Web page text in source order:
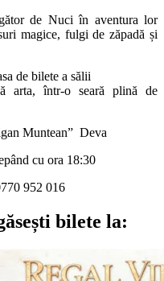
de Nuci în aventura lor
magice, fulgi de zăpadă și
de bilete a sălii
arta, într-o seară plină de
Muntean” Deva
cu ora 18:30
952 016
bilete la: